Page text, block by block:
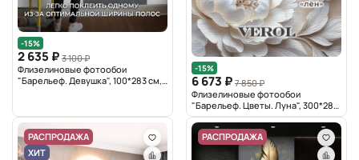
-15%
2 635 ₽ 3 100 ₽
Флизелиновые фотообои
"Барельеф. Девушка", 100*283 см,
-15%
6 673 ₽ 7 850 ₽
Флизелиновые фотообои
"Барельеф. Цветы. Луна", 300*283
см, бежевый
РАСПРОДАЖА
ХИТ
РАСПРОДАЖА